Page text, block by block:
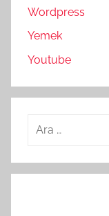
Wordpress
Yemek
Youtube
Arama: